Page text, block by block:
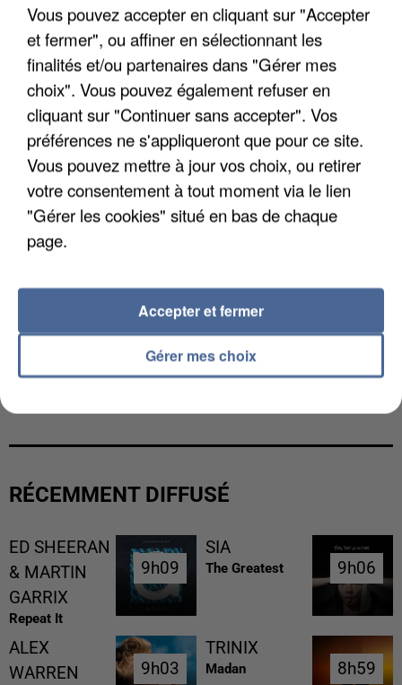
APRÈS TOUTES CES CANICULES, LES REFUGES
DE FAUNE SAUVAGE SONT...
L’UN DES FONDATEURS SUPPOSÉS DE LA DZ
RÉCEMMENT DIFFUSÉ
ED SHEERAN
& MARTIN
GARRIX
Repeat It
9h09
9h09
SIA
The Greatest 9h06
9h06
ALEX
WARREN
9h03
9h03
TRINIX
Madan 8h59
8h59
Vous pouvez accepter en cliquant sur "Accepter
et fermer", ou affiner en sélectionnant les
finalités et/ou partenaires dans "Gérer mes
choix". Vous pouvez également refuser en
cliquant sur "Continuer sans accepter". Vos
préférences ne s'appliqueront que pour ce site.
Vous pouvez mettre à jour vos choix, ou retirer
votre consentement à tout moment via le lien
"Gérer les cookies" situé en bas de chaque
page.
Gérer mes choix
Accepter et fermer